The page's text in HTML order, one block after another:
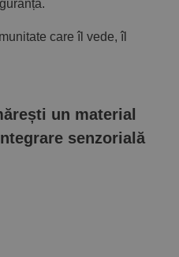
care îl vede, îl
un material
senzorială